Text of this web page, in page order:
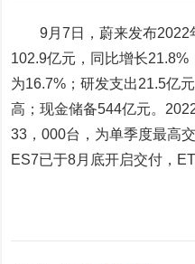
9月7日，蔚来发布2022
102.9亿元，同比增长
为16.7%；研发支出21.5亿
高；现金储备544亿元。
33，000台，为单季度最高
ES7已于8月底开启交付，